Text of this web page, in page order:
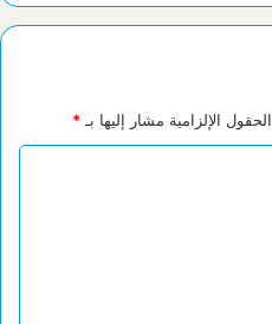
الحقول الإلزامية مشار إليها بـ *